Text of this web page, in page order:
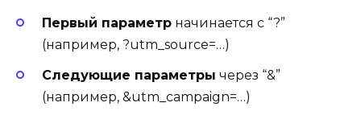
Первый параметр начинается с “?”
(например, ?utm_source=…)
Следующие параметры через “&”
(например, &utm_campaign=…)